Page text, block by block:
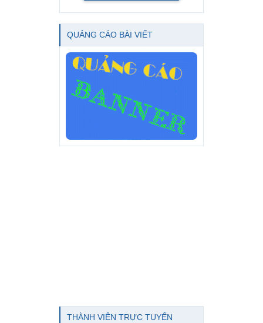
QUẢNG CÁO BÀI VIẾT
THÀNH VIÊN TRỰC TUYẾN